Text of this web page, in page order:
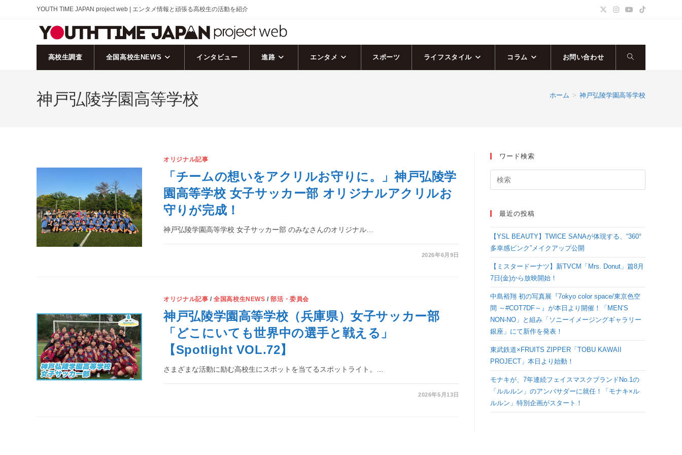
YOUTH TIME JAPAN project web | エンタメ情報と頑張る高校生の活動を紹介
高校生調査 全国高校生NEWS インタビュー 進路 エンタメ スポーツ ライフスタイル コラム お問い合わせ ウ
検
ト
神戸弘陵学園高等学校 ホーム > 神戸弘陵学園高等学校
オリジナル記事
「チームの想いをアクリルお守りに。」神戸弘陵学
園高等学校 女子サッカー部 オリジナルアクリルお
守りが完成！
神戸弘陵学園高等学校 女子サッカー部 のみなさんのオリジナル…
2026年6月9日
オリジナル記事 /全国高校生NEWS /部活・委員会
神戸弘陵学園高等学校（兵庫県）女子サッカー部
「どこにいても世界中の選手と戦える」
【Spotlight VOL.72】
さまざまな活動に励む高校生にスポットを当てるスポットライト。…
2026年5月13日
ワード検索
最近の投稿
【YSL BEAUTY】TWICE SANAが体現する、“360°
多幸感ピンク”メイクアップ公開
【ミスタードーナツ】新TVCM「Mrs. Donut」篇8月
7日(金)から放映開始！
中島裕翔 初の写真展『7okyo color space/東京色空
間 ～#COT7DF～』が本日より開催！「MEN’S
NON-NO」と組み「ソニーイメージングギャラリー
銀座」にて新作を発表！
東武鉄道×FRUITS ZIPPER「TOBU KAWAII
PROJECT」本日より始動！
モナキが、7年連続フェイスマスクブランドNo.1の
「ルルルン」のアンバサダーに就任！「モナキ×ル
ルルン」特別企画がスタート！